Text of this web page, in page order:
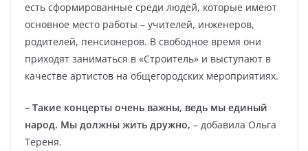
есть сформированные среди людей, которые имеют
основное место работы – учителей, инженеров,
родителей, пенсионеров. В свободное время они
приходят заниматься в «Строитель» и выступают в
качестве артистов на общегородских мероприятиях.
– Такие концерты очень важны, ведь мы единый
народ. Мы должны жить дружно, – добавила Ольга
Тереня.